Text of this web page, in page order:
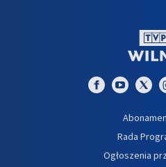
Rada
Ogłoszenia